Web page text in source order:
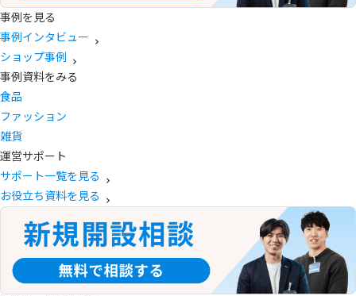
事例を見る
事例インタビュー
ショップ事例
事例資料をみる
食品
ファッション
雑貨
運営サポート
サポート一覧を見る
お役立ち資料を見る